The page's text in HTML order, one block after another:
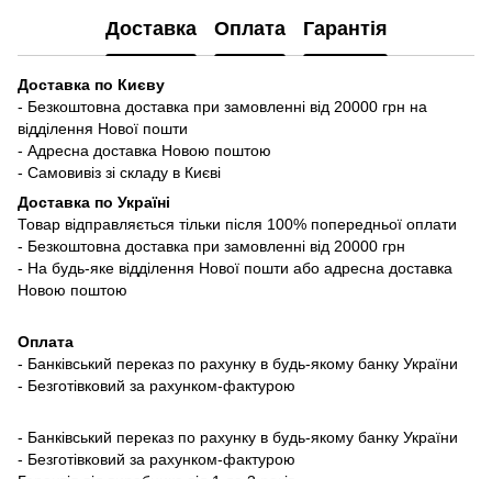
Доставка Оплата Гарантія
Доставка по Києву
- Безкоштовна доставка при замовленні від 20000 грн на
відділення Нової пошти
- Адресна доставка Новою поштою
- Самовивіз зі складу в Києві
Доставка по Україні
Товар відправляється тільки після 100% попередньої оплати
- Безкоштовна доставка при замовленні від 20000 грн
- На будь-яке відділення Нової пошти або адресна доставка
Новою поштою
Оплата
- Банківський переказ по рахунку в будь-якому банку України
- Безготівковий за рахунком-фактурою
- Банківський переказ по рахунку в будь-якому банку України
- Безготівковий за рахунком-фактурою